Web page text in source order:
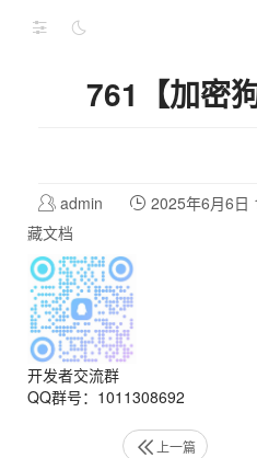
761【加密
admin 2025年6月6日
藏文档
开发者交流群
QQ群号：1011308692
上一篇